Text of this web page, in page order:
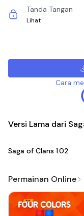
Tanda Tangan
Lihat
Cara
Versi Lama dari
Saga of Clans 1.02
Permainan Online